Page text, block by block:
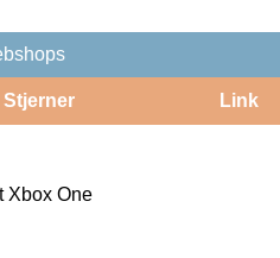
Stjerner Link
Xbox One